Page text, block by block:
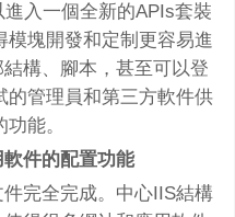
入一個全新的APIs套裝
塊開發和定制更容易進
構、腳本，甚至可以登
管理員和第三方軟件供
能。
軟件的配置功能
完全完成。中心IIS結構